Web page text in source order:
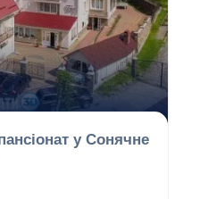
у Сонячне